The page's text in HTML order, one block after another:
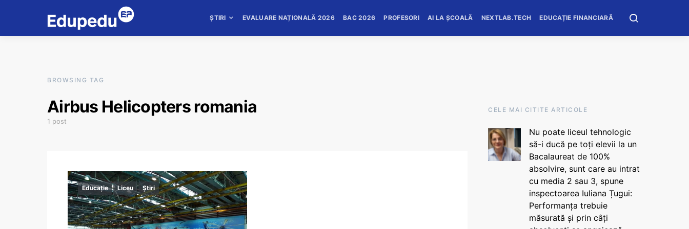
ȘTIRI EVALUARE NAȚIONALĂ 2026 BAC 2026 PROFESORI AI LA ȘCOALĂ NEXTLAB.TECH EDUCAȚIE FINANCIARĂ
BROWSING TAG
Airbus Helicopters romania
1 post
Educație Liceu Știri
CELE MAI CITITE ARTICOLE
Nu poate liceul tehnologic
să-i ducă pe toți elevii la un
Bacalaureat de 100%
absolvire, sunt care au intrat
cu media 2 sau 3, spune
inspectoarea Iuliana Țugui:
Performanța trebuie
măsurată și prin câți